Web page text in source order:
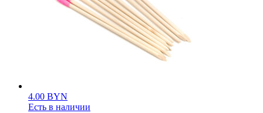
4.00 BYN
Есть в наличии